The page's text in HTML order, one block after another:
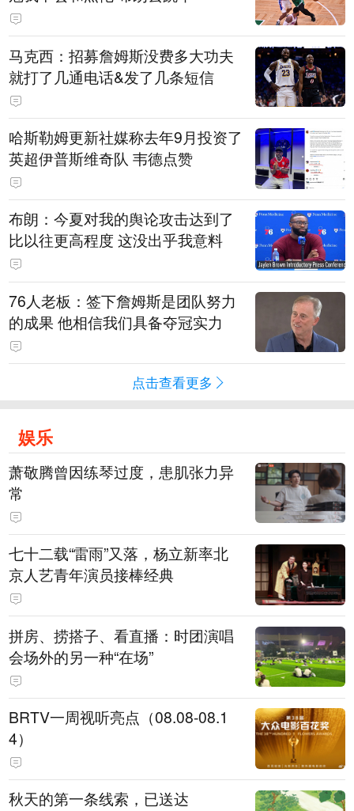
马克西：招募詹姆斯没费多大功夫
就打了几通电话&发了几条短信
哈斯勒姆更新社媒称去年9月投资了
英超伊普斯维奇队 韦德点赞
布朗：今夏对我的舆论攻击达到了
比以往更高程度 这没出乎我意料
76人老板：签下詹姆斯是团队努力
的成果 他相信我们具备夺冠实力
点击查看更多
娱乐
萧敬腾曾因练琴过度，患肌张力异
常
七十二载“雷雨”又落，杨立新率北
京人艺青年演员接棒经典
拼房、捞搭子、看直播：时团演唱
会场外的另一种“在场”
BRTV一周视听亮点（08.08-08.1
4）
秋天的第一条线索，已送达